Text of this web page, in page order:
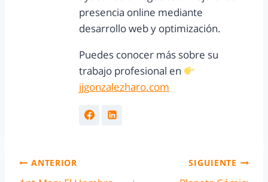
presencia online mediante
desarrollo web y optimización.
Puedes conocer más sobre su
trabajo profesional en
jjgonzalezharo.com
ANTERIOR SIGUIENTE